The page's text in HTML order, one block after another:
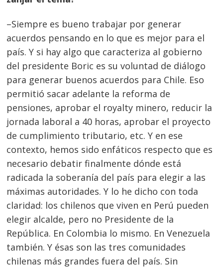
–Siempre es bueno trabajar por generar
acuerdos pensando en lo que es mejor para el
país. Y si hay algo que caracteriza al gobierno
del presidente Boric es su voluntad de diálogo
para generar buenos acuerdos para Chile. Eso
permitió sacar adelante la reforma de
pensiones, aprobar el royalty minero, reducir la
jornada laboral a 40 horas, aprobar el proyecto
de cumplimiento tributario, etc. Y en ese
contexto, hemos sido enfáticos respecto que es
necesario debatir finalmente dónde está
radicada la soberanía del país para elegir a las
máximas autoridades. Y lo he dicho con toda
claridad: los chilenos que viven en Perú pueden
elegir alcalde, pero no Presidente de la
República. En Colombia lo mismo. En Venezuela
también. Y ésas son las tres comunidades
chilenas más grandes fuera del país. Sin